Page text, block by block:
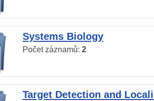
Systems Biology
Počet záznamů: 2
Target Detection and